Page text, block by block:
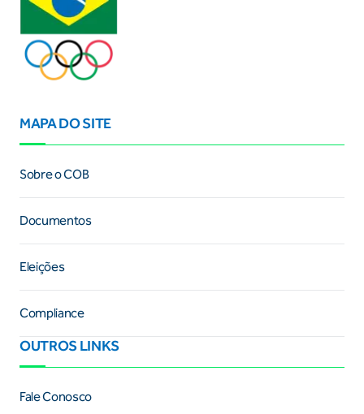
MAPA DO SITE
Sobre o COB
Documentos
Eleições
Compliance
OUTROS LINKS
Fale Conosco